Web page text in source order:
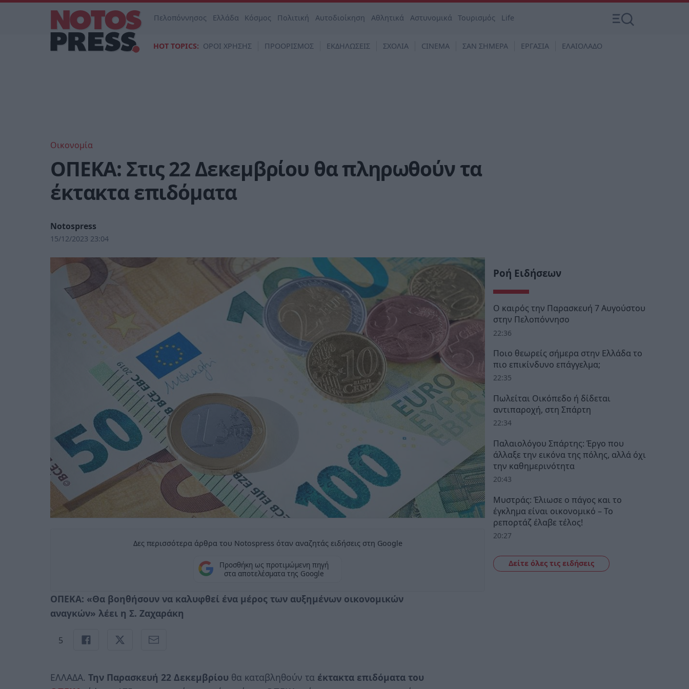
Πελοπόννησος Ελλάδα Κόσμος Πολιτική Αυτοδιοίκηση Αθλητικά Αστυνομικά Τουρισμός Life
HOT TOPICS: ΟΡΟΙ ΧΡΗΣΗΣ ΠΡΟΟΡΙΣΜΟΣ ΕΚΔΗΛΩΣΕΙΣ ΣΧΟΛΙΑ CINEMA ΣΑΝ ΣΗΜΕΡΑ ΕΡΓΑΣΙΑ ΕΛΑΙΟΛΑΔΟ
Οικονομία
ΟΠΕΚΑ: Στις 22 Δεκεμβρίου θα πληρωθούν τα
έκτακτα επιδόματα
Notospress
15/12/2023 23:04
Δες περισσότερα άρθρα του Notospress όταν αναζητάς ειδήσεις στη Google
Προσθήκη ως προτιμώμενη πηγή
στα αποτελέσματα της Google
ΟΠΕΚΑ: «Θα βοηθήσουν να καλυφθεί ένα μέρος των αυξημένων οικονομικών
αναγκών» λέει η Σ. Ζαχαράκη
5
ΕΛΛΑΔΑ. Την Παρασκευή 22 Δεκεμβρίου θα καταβληθούν τα έκτακτα επιδόματα του
Ροή Ειδήσεων
Ο καιρός την Παρασκευή 7 Αυγούστου
στην Πελοπόννησο
22:36
Ποιο θεωρείς σήμερα στην Ελλάδα το
πιο επικίνδυνο επάγγελμα;
22:35
Πωλείται Οικόπεδο ή δίδεται
αντιπαροχή, στη Σπάρτη
22:34
Παλαιολόγου Σπάρτης: Έργο που
άλλαξε την εικόνα της πόλης, αλλά όχι
την καθημερινότητα
20:43
Μυστράς: Έλιωσε ο πάγος και το
έγκλημα είναι οικονομικό – Το
ρεπορτάζ έλαβε τέλος!
20:27
Δείτε όλες τις ειδήσεις